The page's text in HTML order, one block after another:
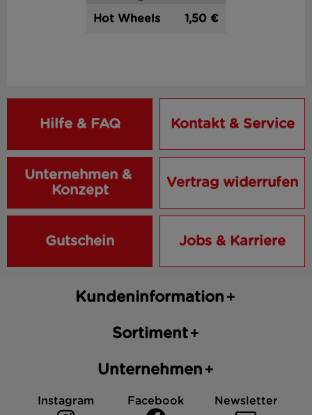
Hot Wheels 1,50 €
Hilfe & FAQ Kontakt & Service
Unternehmen &
Konzept
Vertrag widerrufen
Gutschein Jobs & Karriere
Kundeninformation
Sortiment
Unternehmen
Instagram Facebook Newsletter